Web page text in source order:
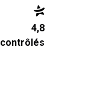
4,8